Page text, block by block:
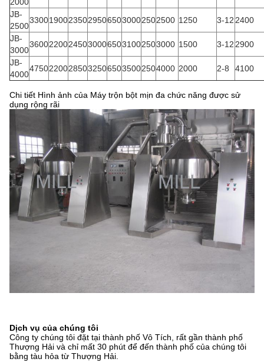
JB-
2500
330019002350295065030002502500 1250 3-12 2400
JB-
3000
360022002450300065031002503000 1500 3-12 2900
JB-
4000
475022002850325065035002504000 2000 2-8 4100
Chi tiết Hình ảnh của Máy trộn bột mịn đa chức năng được sử
dụng rộng rãi
Dịch vụ của chúng tôi
Công ty chúng tôi đặt tại thành phố Vô Tích, rất gần thành phố
Thượng Hải và chỉ mất 30 phút để đến thành phố của chúng tôi
bằng tàu hỏa từ Thượng Hải.